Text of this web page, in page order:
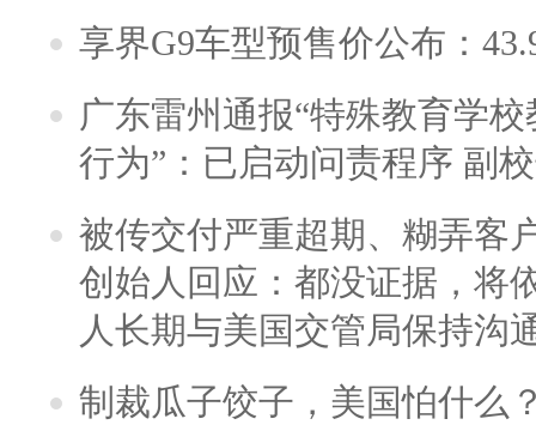
享界G9车型预售价公布：
广东雷州通报“特殊教育学
行为”：已启动问责程序 副
被传交付严重超期、糊弄客
创始人回应：都没证据，将
人长期与美国交管局保持沟
制裁瓜子饺子，美国怕什么